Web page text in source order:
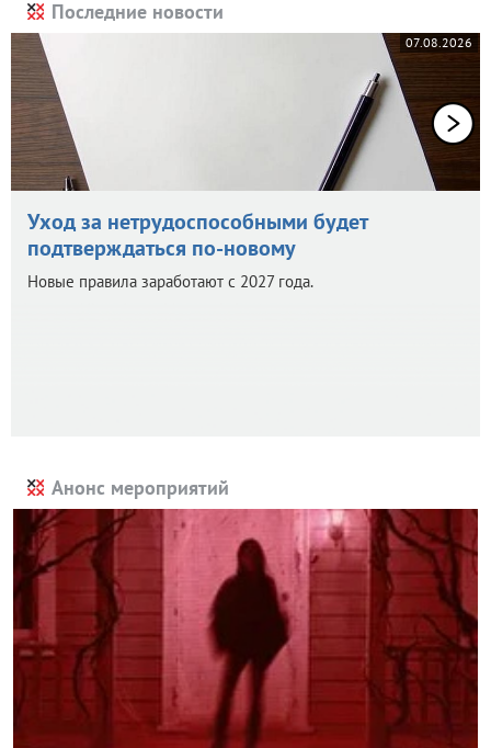
Последние новости
07.08.2026
Уход за нетрудоспособными будет
подтверждаться по-новому
Новые правила заработают с 2027 года.
Анонс мероприятий